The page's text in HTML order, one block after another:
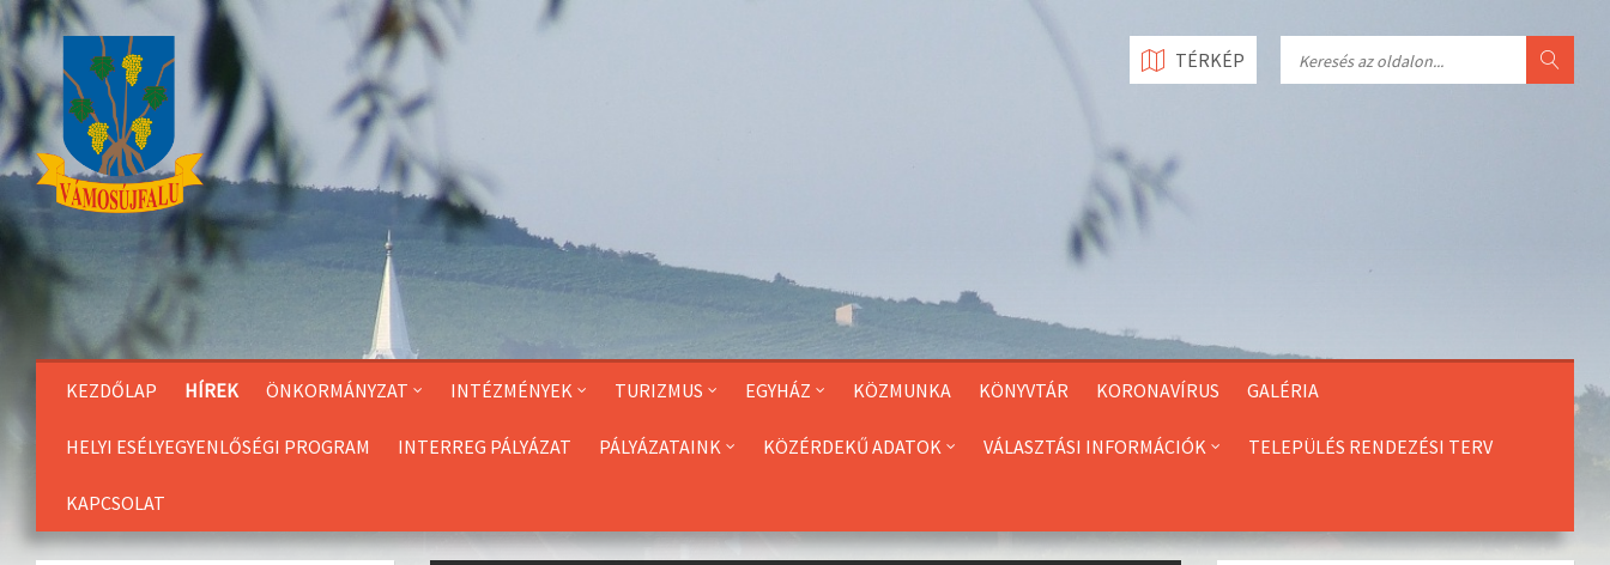
Skip
to
Content
KEZDŐLAP HÍREK ÖNKORMÁNYZAT INTÉZMÉNYEK TURIZMUS EGYHÁZ KÖZMUNKA KÖNYVTÁR KORONAVÍRUS GALÉRIA
HELYI ESÉLYEGYENLŐSÉGI PROGRAM INTERREG PÁLYÁZAT PÁLYÁZATAINK KÖZÉRDEKŰ ADATOK VÁLASZTÁSI INFORMÁCIÓK TELEPÜLÉS RENDEZÉSI TERV
KAPCSOLAT
TÉRKÉP